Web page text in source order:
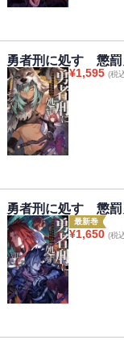
勇者刑に処す 懲罰
¥1,595 (税
勇者刑に処す 懲罰
最新巻
¥1,650 (税